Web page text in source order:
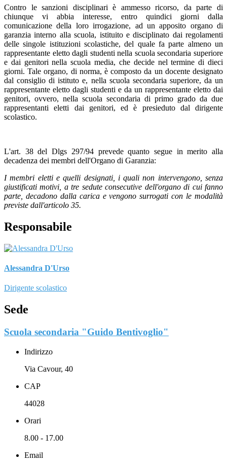
Contro le sanzioni disciplinari è ammesso ricorso, da parte di
chiunque vi abbia interesse, entro quindici giorni dalla
comunicazione della loro irrogazione, ad un apposito organo di
garanzia interno alla scuola, istituito e disciplinato dai regolamenti
delle singole istituzioni scolastiche, del quale fa parte almeno un
rappresentante eletto dagli studenti nella scuola secondaria superiore
e dai genitori nella scuola media, che decide nel termine di dieci
giorni. Tale organo, di norma, è composto da un docente designato
dal consiglio di istituto e, nella scuola secondaria superiore, da un
rappresentante eletto dagli studenti e da un rappresentante eletto dai
genitori, ovvero, nella scuola secondaria di primo grado da due
rappresentanti eletti dai genitori, ed è presieduto dal dirigente
scolastico.
L'art. 38 del Dlgs 297/94 prevede quanto segue in merito alla
decadenza dei membri dell'Organo di Garanzia:
I membri eletti e quelli designati, i quali non intervengono, senza
giustificati motivi, a tre sedute consecutive dell'organo di cui fanno
parte, decadono dalla carica e vengono surrogati con le modalità
previste dall'articolo 35.
Responsabile
Alessandra D'Urso
Dirigente scolastico
Sede
Scuola secondaria "Guido Bentivoglio"
Indirizzo
Via Cavour, 40
CAP
44028
Orari
8.00 - 17.00
Email